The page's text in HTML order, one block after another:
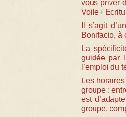
vous priver
Voile+
Il s’agit
Bonifacio, à
La
guidée par
l’emploi du
Les
groupe :
est
groupe,